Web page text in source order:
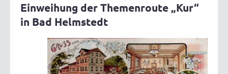
Einweihung der Themenroute „Kur“
in Bad Helmstedt